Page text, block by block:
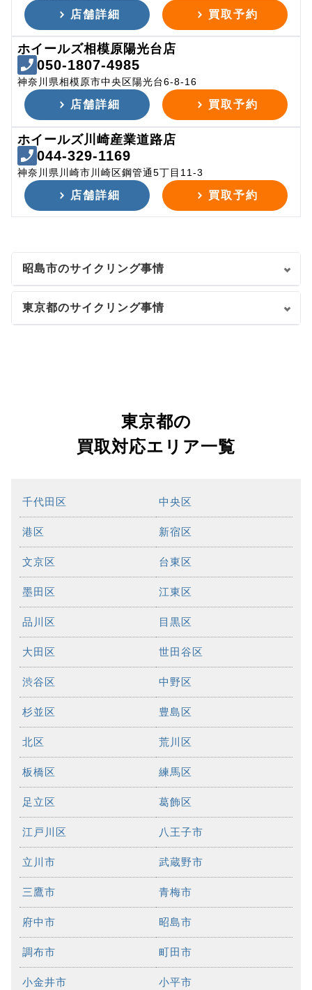
店舗詳細 買取予約
ホイールズ相模原陽光台店
050-1807-4985
神奈川県相模原市中央区陽光台6-8-16
店舗詳細 買取予約
ホイールズ川崎産業道路店
044-329-1169
神奈川県川崎市川崎区鋼管通5丁目11-3
店舗詳細 買取予約
昭島市のサイクリング事情
東京都のサイクリング事情
東京都の
買取対応エリア一覧
千代田区 中央区
港区 新宿区
文京区 台東区
墨田区 江東区
品川区 目黒区
大田区 世田谷区
渋谷区 中野区
杉並区 豊島区
北区 荒川区
板橋区 練馬区
足立区 葛飾区
江戸川区 八王子市
立川市 武蔵野市
三鷹市 青梅市
府中市 昭島市
調布市 町田市
小金井市 小平市